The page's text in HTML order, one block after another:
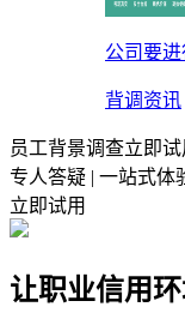
公司要进
背调资讯
员工背景调查立即试
专人答疑 | 一站式体
立即试用
让职业信用